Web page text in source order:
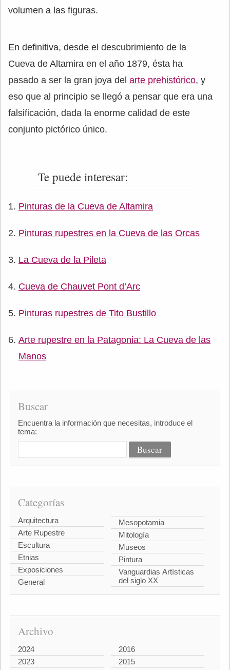
volumen a las figuras.
En definitiva, desde el descubrimiento de la
Cueva de Altamira en el año 1879, ésta ha
pasado a ser la gran joya del arte prehistórico, y
eso que al principio se llegó a pensar que era una
falsificación, dada la enorme calidad de este
conjunto pictórico único.
Te puede interesar:
Pinturas de la Cueva de Altamira
Pinturas rupestres en la Cueva de las Orcas
La Cueva de la Pileta
Cueva de Chauvet Pont d’Arc
Pinturas rupestres de Tito Bustillo
Arte rupestre en la Patagonia: La Cueva de las
Manos
Buscar
Encuentra la información que necesitas, introduce el
tema:
Categorías
Arquitectura
Arte Rupestre
Escultura
Etnias
Exposiciones
General
Mesopotamia
Mitología
Museos
Pintura
Vanguardias Artísticas
del siglo XX
Archivo
2024
2023
2016
2015